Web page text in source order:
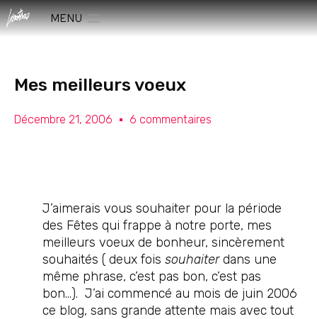
MENU
Mes meilleurs voeux
Décembre 21, 2006 6 commentaires
J’aimerais vous souhaiter pour la période
des Fêtes qui frappe à notre porte, mes
meilleurs voeux de bonheur, sincèrement
souhaités ( deux fois souhaiterdans une
même phrase, c’est pas bon, c’est pas
bon…). J’ai commencé au mois de juin 2006
ce blog, sans grande attente mais avec tout